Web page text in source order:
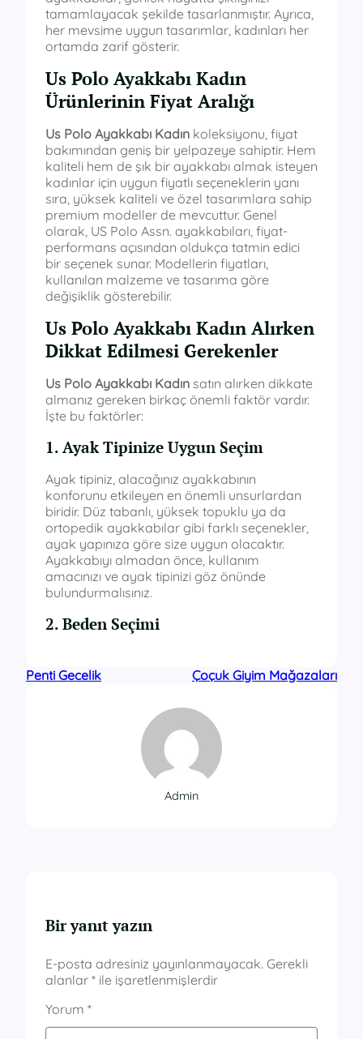
tamamlayacak şekilde tasarlanmıştır. Ayrıca,
her mevsime uygun tasarımlar, kadınları her
ortamda zarif gösterir.
Us Polo Ayakkabı Kadın
Ürünlerinin Fiyat Aralığı
Us Polo Ayakkabı Kadın koleksiyonu, fiyat
bakımından geniş bir yelpazeye sahiptir. Hem
kaliteli hem de şık bir ayakkabı almak isteyen
kadınlar için uygun fiyatlı seçeneklerin yanı
sıra, yüksek kaliteli ve özel tasarımlara sahip
premium modeller de mevcuttur. Genel
olarak, US Polo Assn. ayakkabıları, fiyat-
performans açısından oldukça tatmin edici
bir seçenek sunar. Modellerin fiyatları,
kullanılan malzeme ve tasarıma göre
değişiklik gösterebilir.
Us Polo Ayakkabı Kadın Alırken
Dikkat Edilmesi Gerekenler
Us Polo Ayakkabı Kadın satın alırken dikkate
almanız gereken birkaç önemli faktör vardır.
İşte bu faktörler:
1. Ayak Tipinize Uygun Seçim
Ayak tipiniz, alacağınız ayakkabının
konforunu etkileyen en önemli unsurlardan
biridir. Düz tabanlı, yüksek topuklu ya da
ortopedik ayakkabılar gibi farklı seçenekler,
ayak yapınıza göre size uygun olacaktır.
Ayakkabıyı almadan önce, kullanım
amacınızı ve ayak tipinizi göz önünde
bulundurmalısınız.
2. Beden Seçimi
Penti Gecelik Çoçuk Giyim Mağazaları
Admin
Bir yanıt yazın
E-posta adresiniz yayınlanmayacak. Gerekli
alanlar * ile işaretlenmişlerdir
Yorum *